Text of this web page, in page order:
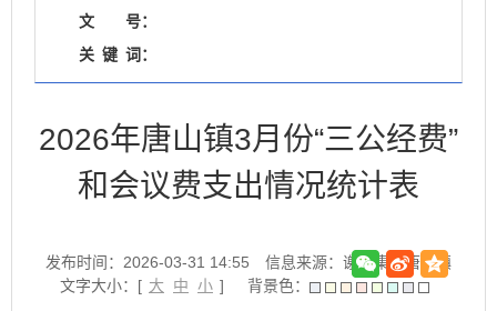
文
号：
关 键 词：
2026年唐山镇3月份“三公经费”
和会议费支出情况统计表
发布时间：2026-03-31 14:55
信息来源：谢家集区唐山镇
文字大小：[ 大 中 小 ] 背景色：